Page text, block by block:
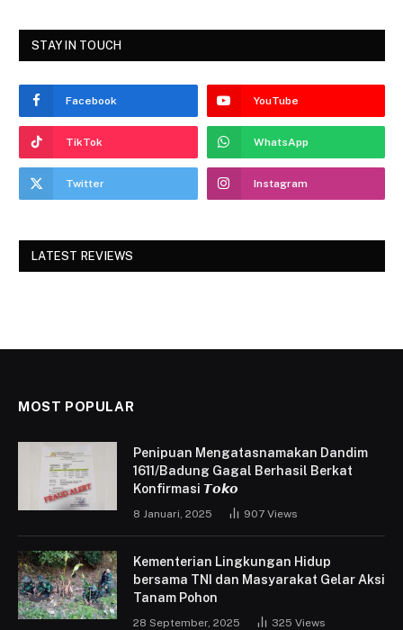
STAY IN TOUCH
Facebook YouTube
TikTok WhatsApp
Twitter Instagram
LATEST REVIEWS
MOST POPULAR
Penipuan Mengatasnamakan Dandim
1611/Badung Gagal Berhasil Berkat
Konfirmasi 𝙏𝙤𝙠𝙤
8 Januari, 2025 907 Views
Kementerian Lingkungan Hidup
bersama TNI dan Masyarakat Gelar Aksi
Tanam Pohon
28 September, 2025 325 Views